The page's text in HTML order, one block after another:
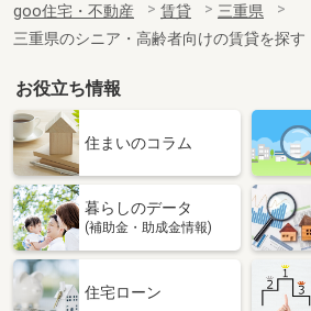
専有面積
45.06m²
間取り
1LDK
三重県鈴鹿市三日市町
価 格
3.60万円
三重県鈴鹿市三
専有面積 30.03m²
間取り
三重県津市末広町
goo住宅・不動産 賃貸
三重県
三重県のシニア・高齢者向けの賃貸を探す
お役立ち情報
住まいのコラム
暮らしのデータ
(補助金・助成金情報)
住宅ローン